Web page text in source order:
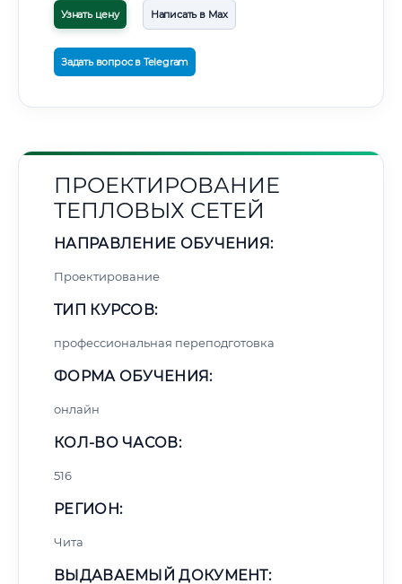
Узнать цену Написать в Max
Задать вопрос в Telegram
ПРОЕКТИРОВАНИЕ
ТЕПЛОВЫХ СЕТЕЙ
НАПРАВЛЕНИЕ ОБУЧЕНИЯ:
Проектирование
ТИП КУРСОВ:
профессиональная переподготовка
ФОРМА ОБУЧЕНИЯ:
онлайн
КОЛ-ВО ЧАСОВ:
516
РЕГИОН:
Чита
ВЫДАВАЕМЫЙ ДОКУМЕНТ: